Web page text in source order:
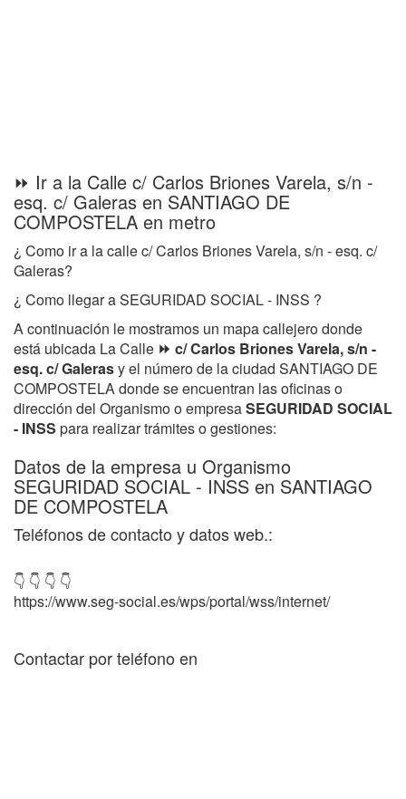
⏩ Ir a la Calle c/ Carlos Briones Varela, s/n -
esq. c/ Galeras en SANTIAGO DE
COMPOSTELA en metro
¿ Como ir a la calle c/ Carlos Briones Varela, s/n - esq. c/
Galeras?
¿ Como llegar a SEGURIDAD SOCIAL - INSS ?
A continuación le mostramos un mapa callejero donde
está ubicada La Calle ⏩ c/ Carlos Briones Varela, s/n -
esq. c/ Galerasy el número de la ciudad SANTIAGO DE
COMPOSTELA donde se encuentran las oficinas o
dirección del Organismo o empresaSEGURIDAD SOCIAL
- INSS para realizar trámites o gestiones:
Datos de la empresa u Organismo
SEGURIDAD SOCIAL - INSS en SANTIAGO
DE COMPOSTELA
Teléfonos de contacto y datos web.:
👇 👇 👇 👇
https://www.seg-social.es/wps/portal/wss/internet/
Contactar por teléfono en